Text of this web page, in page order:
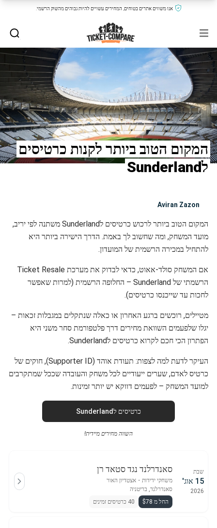
אנו משווים אתרים בטוחים, המחירים עשויים להיות גבוהים מהשוק הרשמי.
המקום הטוב ביותר לקנות כרטיסים
לSunderland
Aviran Zazon
המקום הטוב ביותר לרכוש כרטיסים לSunderland משתנה לפי יריב,
מועד המשחק, ומה שחשוב לך באמת. הדרך הישירה ביותר היא
להתחיל במכירה הרשמית של המועדון.
אם המשחק סולד-אאוט, כדאי לבדוק את מערכת Ticket Resale
הרשמתי של Sunderland – החלופה הרשמית (למרות שאפשר
לחכות עד שייכנסו כרטיסים).
מטיילים, רוכשים ברגע האחרון או כאלה שנתקלים במגבלות זכאות –
יגלו שלפעמים השוואת מחירים דרך פלטפורמת סחר משני היא
הפתרון הכי חכם לקרוא כרטיסים לSunderland.
העיקר לדעת למה לצפות: תעודת אוהד (Supporter ID), חוקים של
כרטיס לאדם, שערים ייעודיים לכל משחק והעובדה שככל שמתקרבים
למועד המשחק – לפעמים דווקא יש יותר זמינות.
כרטיסים לSunderland
השווה מחירים מיידית!
שבת
15 אוג'
2026
סאנדרלנד נגד סטאד רן
משחקי ידידות ・ אצטדיון האור
סאנדרלנד, בריטניה
החל מ $78
40 כרטיסים זמינים